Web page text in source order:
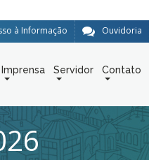
Ouvidoria
à Informação
Imprensa Servidor Contato